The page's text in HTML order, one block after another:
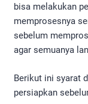
bisa melakukan
memprosesnya
sebelum
agar semuanya
Berikut ini syarat
persiapkan